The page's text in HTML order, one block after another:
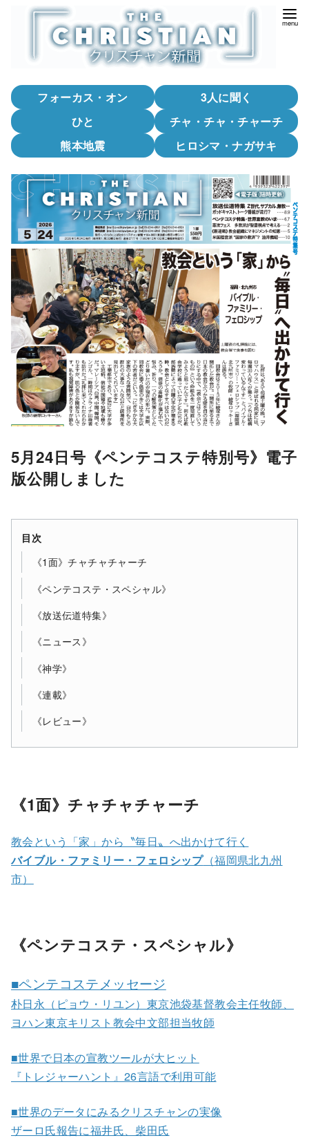
フォーカス・オン
3人に聞く
ひと
チャ・チャ・チャーチ
熊本地震
ヒロシマ・ナガサキ
5月24日号《ペンテコステ特別号》電子
版公開しました
目次
《1面》チャチャチャーチ
《ペンテコステ・スペシャル》
《放送伝道特集》
《ニュース》
《神学》
《連載》
《レビュー》
《1面》チャチャチャーチ
教会という「家」から〝毎日〟へ出かけて行く
バイブル・ファミリー・フェロシップ（福岡県北九州
市）
《ペンテコステ・スペシャル》
■ペンテコステメッセージ
朴日永（ピョウ・リユン）東京池袋基督教会主任牧師、
ヨハン東京キリスト教会中文部担当牧師
■世界で日本の宣教ツールが大ヒット
『トレジャーハント』26言語で利用可能
■世界のデータにみるクリスチャンの実像
ザーロ氏報告に福井氏、柴田氏